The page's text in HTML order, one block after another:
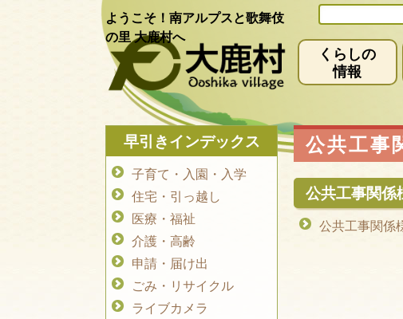
ようこそ！南アルプスと歌舞伎
の里 大鹿村へ
くらしの
情報
公共工事
公共工事関係
公共工事関係
早引きインデックス
子育て・入園・入学
住宅・引っ越し
医療・福祉
介護・高齢
申請・届け出
ごみ・リサイクル
ライブカメラ